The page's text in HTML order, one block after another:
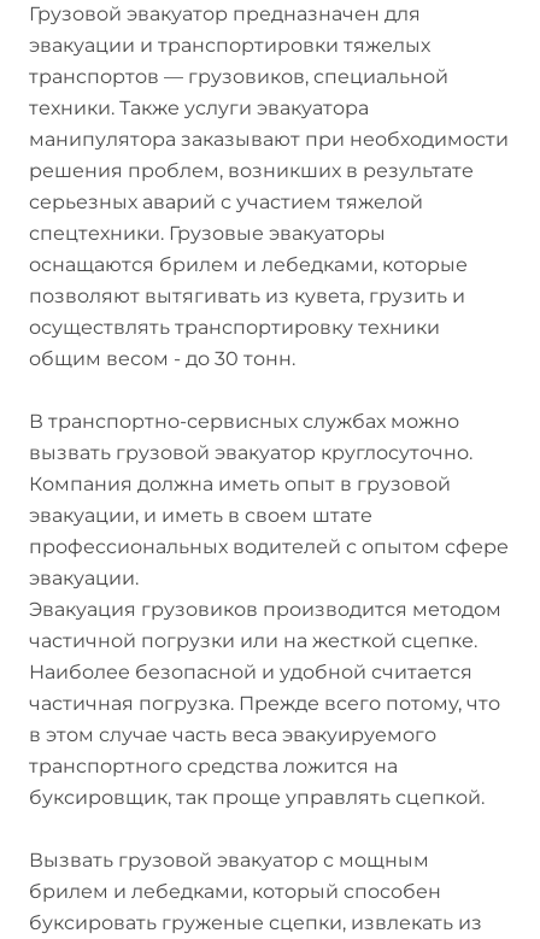
Грузовой эвакуатор предназначен для
эвакуации и транспортировки тяжелых
транспортов — грузовиков, специальной
техники. Также услуги эвакуатора
манипулятора заказывают при необходимости
решения проблем, возникших в результате
серьезных аварий с участием тяжелой
спецтехники. Грузовые эвакуаторы
оснащаются брилем и лебедками, которые
позволяют вытягивать из кувета, грузить и
осуществлять транспортировку техники
общим весом - до 30 тонн.
В транспортно-сервисных службах можно
вызвать грузовой эвакуатор круглосуточно.
Компания должна иметь опыт в грузовой
эвакуации, и иметь в своем штате
профессиональных водителей с опытом сфере
эвакуации.
Эвакуация грузовиков производится методом
частичной погрузки или на жесткой сцепке.
Наиболее безопасной и удобной считается
частичная погрузка. Прежде всего потому, что
в этом случае часть веса эвакуируемого
транспортного средства ложится на
буксировщик, так проще управлять сцепкой.
Вызвать грузовой эвакуатор с мощным
брилем и лебедками, который способен
буксировать груженые сцепки, извлекать из